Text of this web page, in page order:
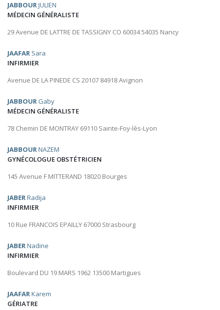
JABBOURJULIEN
MÉDECIN GÉNÉRALISTE
29 Avenue DE LATTRE DE TASSIGNY CO 60034 54035 Nancy
JAAFAR Sara
INFIRMIER
Avenue DE LA PINEDE CS 20107 84918 Avignon
JABBOUR Gaby
MÉDECIN GÉNÉRALISTE
78 Chemin DE MONTRAY 69110 Sainte-Foy-lès-Lyon
JABBOURNAZEM
GYNÉCOLOGUE OBSTÉTRICIEN
145 Avenue F MITTERAND 18020 Bourges
JABERRadija
INFIRMIER
10 Rue FRANCOIS EPAILLY 67000 Strasbourg
JABERNadine
INFIRMIER
Boulevard DU 19 MARS 1962 13500 Martigues
JAAFARKarem
GÉRIATRE